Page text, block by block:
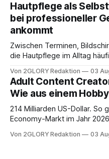
Portal ein. Der klassische
Hautpflege als
bei professioneller
ankommt
Zwischen Terminen,
die Hautpflege im Alltag
Drogerie – mehr ist zeitlich
Haut empfindlich auf Stress,
Umwelteinflüsse: Sie wirkt
Unreinheiten. Professionelle
Von 2GLORY Redaktion 03
Adult Content
Wie aus einem
214 Milliarden US-Dollar. So
Economy-Markt im Jahr
ist längst ein
Von 2GLORY Redaktion 03